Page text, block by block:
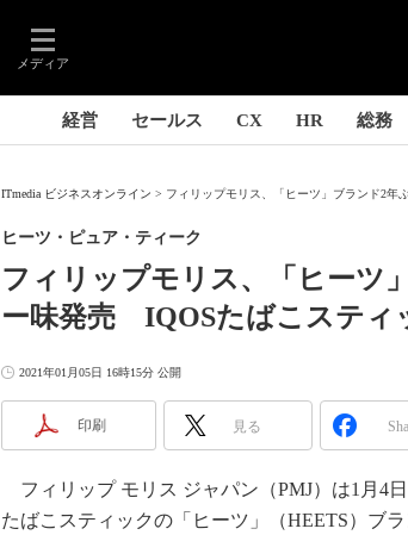
メディア
経営 セールス CX HR 総務
ITmedia ビジネスオンライン フィリップモリス、「ヒーツ」ブランド2年
フィリップモリス、「ヒーツ
ー味発売 IQOSたばこスティ
ヒーツ・ピュア・ティーク
2021年01月05日 16時15分 公開
印刷 見る
フィリップ モリス ジャパン（PMJ）は1月4
たばこスティックの「ヒーツ」（HEETS）ブ